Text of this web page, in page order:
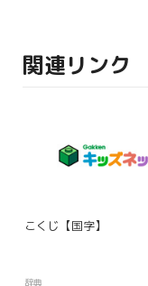
関連リンク
こくじ【国字】
辞典